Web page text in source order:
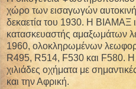
χώρο των εισαγωγών
δεκαετία του 1930. Η ΒΙΑΜΑΞ
κατασκευαστής αμαξωμάτων
1960, ολοκληρωμένων
R495, R514, F530 και F580. Η
χιλιάδες οχήματα με
και την Αφρική.